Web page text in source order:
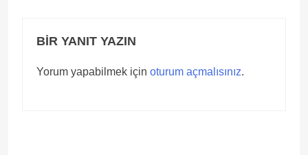
BIR YANIT YAZIN
Yorum yapabilmek için oturum açmalısınız.